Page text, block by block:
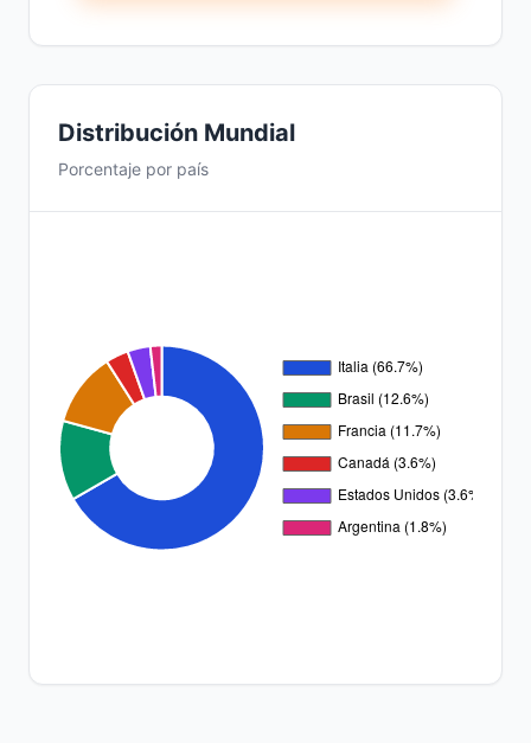
Distribución Mundial
Porcentaje por país